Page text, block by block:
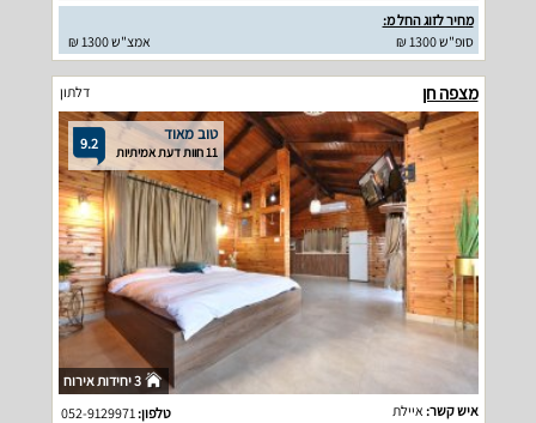
מחיר לזוג החל מ:
סופ"ש 1300 ₪
אמצ"ש 1300 ₪
מצפה חן דלתון
9.2 טוב מאוד
11 חוות דעת אמיתיות
3 יחידות אירוח
איש קשר: איילת טלפון: